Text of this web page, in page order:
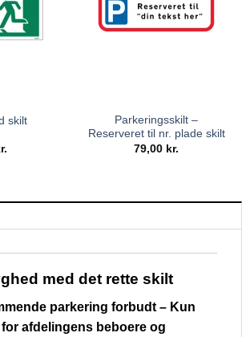
skilt
Parkeringsskilt –
Reserveret til nr. plade skilt
79,00 kr.
med det rette skilt
parkering forbudt – Kun
afdelingens beboere og